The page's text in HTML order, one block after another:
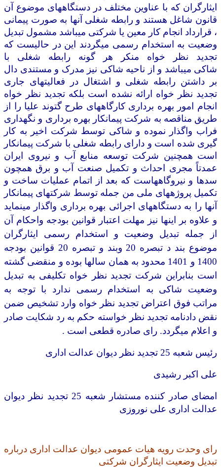
ایثارگران که با عناوین مختلف در دستگاههای موضوع آن
قانون شاغل هستند و رابطه شغلی آنها به صورت پیمانی
، قرارداد انجام کار معین یا شرکتی میباشد مشمول تبدیل
وضعیت به استخدام رسمی میگردند این در حالیست که
تجدید نظر خواه منکر هر گونه رابطه شغلی با
شاکی میباشد و از ناحیه شاکی نیز مدرک و مستندی دال
بر داشتن رابطه شغلی و اشتغال در فعالیتهای جاری
تجدید نظر خواه ارائه نشده است بلکه تجدید نظر خواه
انجام امور بهره برداری کارگاههای طرح گتوند علیا را از
طریق مناقصه به شرکت پیمانکار بهره برداری و نگهداری
فراب واگذار نموده و شاکی توسط شرکت اخیر به کار
گیری شده است و دارای رابطه شغلی با شرکت پیمانکار
است همچنین شرکت توسعه منابع آب و نیروی ایران
عمدتاً مجری احداث و تکمیل صنعت آب و برق همچون
سدها و نیروگاههاست که بعد از اتمام عملیات ساخت و
تکمیل پروژههای ملی من جمله توسط شرکتهای پیمانکار
آنها را به دستگاههای اجرائی بهره برداری واگذار مینماید
و علاوه بر اینها نیز مهلت اعتبار قوانین بودجه واحکام آن
از جمله تبدیل وضعیت و استخدام رسمی ایثارگران
موضوع بند د تبصره 20 وبند و تبصره 20 قوانین بودجه
1400 و 1401 محدود به همان سالها بوده و منقضی گشته
است بنابراین شرکت تجدید نظر خواه تکلیفی به تبدیل
وضعیت شاکی به استخدام رسمی ندارد با توجه به
مراتب فوق اعتراض تجدید نظر خواه وارد تشخیص ضمن
نقض دادنامه تجدید نظر خواسته حکم به رد شکایت صادر
و اعلام میگردد. رای صادره قطعی است .
رئیس شعبه 25 تجدید نظر دیوان عدالت اداری
علی اکبر رشیدی
امضای صادر کننده
مستشار شعبه 25 تجدید نظر دیوان
عدالت اداری علی نوروزی
رای وحدت رویه هیات عمومی دیوان عدالت اداری درباره
تبدیل وضعیت ایثارگران شرکتی